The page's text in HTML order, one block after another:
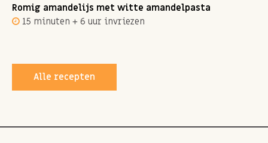
Romig amandelijs met witte amandelpasta
15 minuten + 6 uur invriezen
Alle recepten